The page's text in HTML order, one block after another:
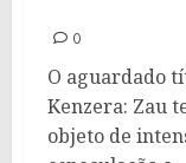
0
O aguardado
Kenzera: Zau
objeto de